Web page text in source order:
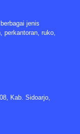
jenis
perkantoran, ruko,
Kab. Sidoarjo,